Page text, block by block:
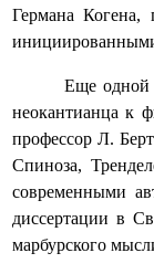
Германа Когена,
Еще одной
неокантианца к
профессор Л.
Спиноза,
современными
диссертации в
марбурского